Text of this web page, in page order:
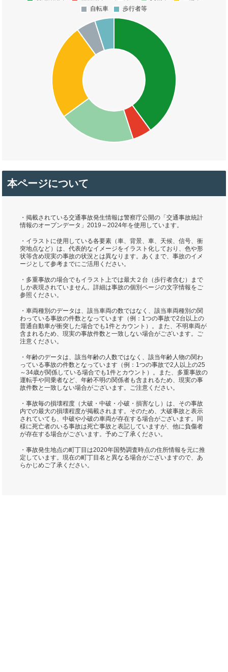
本ページについて
・掲載されている交通事故発生情報は警察庁公開の「交通事故統計
情報のオープンデータ」2019～2024年を使用しています。
・イラストに使用している各要素（車、背景、車、天候、信号、衝
突地点など）は、代表的なイメージをイラスト化しており、色や形
状等含め現実の事故の状況とは異なります。あくまで、事故のイメ
ージとして参考までにご活用ください。
・多重事故の場合でもイラスト上では最大２台（歩行者含む）まで
しか表現されていません。詳細は事故の個別ページの文字情報をご
参照ください。
・車両種別のデータは、該当車両の数ではなく、該当車両種別の関
わっている事故の件数となっています（例：1つの事故で2台以上の
普通自動車が衝突した場合でも1件とカウント）。また、不明車両が
含まれるため、現実の事故件数と一致しない場合がございます。ご
注意ください。
・年齢のデータは、該当年齢の人数ではなく、該当年齢人物の関わ
っている事故の件数となっています（例：1つの事故で2人以上の25
～34歳が関係している場合でも1件とカウント）。また、多重事故の
運転手や同乗者など、年齢不明の関係者も含まれるため、現実の事
故件数と一致しない場合がございます。ご注意ください。
・事故毎の損壊程度（大破・中破・小破・損害なし）は、その事故
内での最大の損壊程度が掲載されます。そのため、大破事故と表示
されていても、中破や小破の車両が存在する場合がございます。同
様に死亡者のいる事故は死亡事故と表記していますが、他に負傷者
が存在する場合がございます。予めご了承ください。
・事故発生地点の町丁目は2020年国勢調査時点の住所情報を元に推
定しています。現在の町丁目名と異なる場合がございますので、あ
らかじめご了承ください。